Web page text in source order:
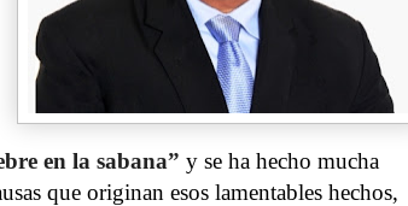
en la sabana” y se ha hecho mucha
que originan esos lamentables hechos,